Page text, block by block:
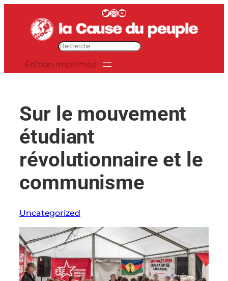
contenu
Twitter InstagramYouTube
c
e
Édition Imprimée
Sur le mouvement
étudiant
révolutionnaire et le
communisme
Uncategorized